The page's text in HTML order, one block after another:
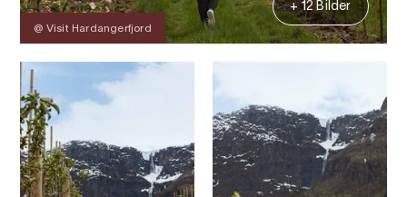
@ Visit Hardangerfjord
+ 12 Bilder